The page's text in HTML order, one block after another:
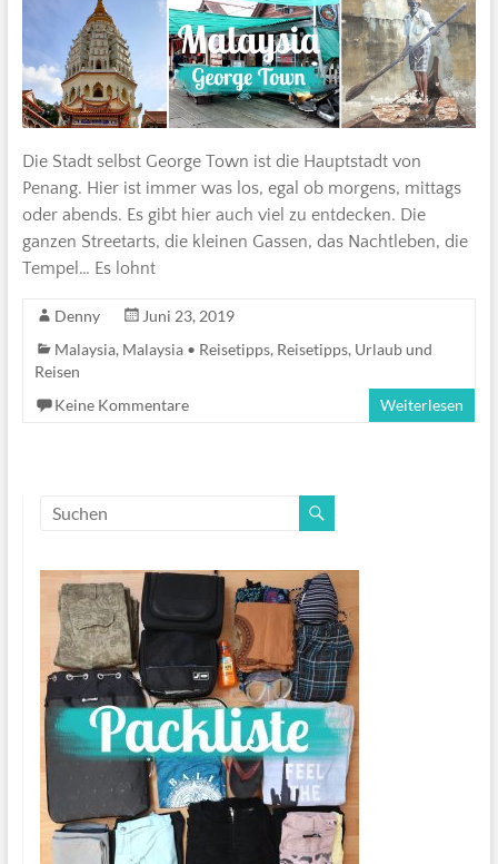
Die Stadt selbst George Town ist die Hauptstadt von
Penang. Hier ist immer was los, egal ob morgens, mittags
oder abends. Es gibt hier auch viel zu entdecken. Die
ganzen Streetarts, die kleinen Gassen, das Nachtleben, die
Tempel… Es lohnt
Denny
Juni 23, 2019
Malaysia, Malaysia • Reisetipps, Reisetipps, Urlaub und
Reisen
Keine Kommentare
Weiterlesen